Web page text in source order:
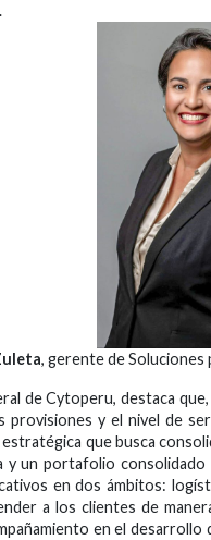
, gerente de Soluciones
de Cytoperu, destaca
provisiones y el nivel de
que busca
un portafolio consolidado
en dos ámbitos:
a los clientes de
en el